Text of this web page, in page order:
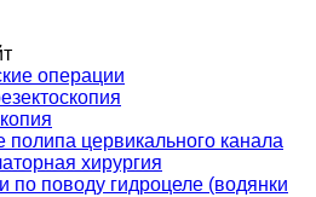
операции
полипа цервикального канала
хирургия
по поводу гидроцеле (водянки